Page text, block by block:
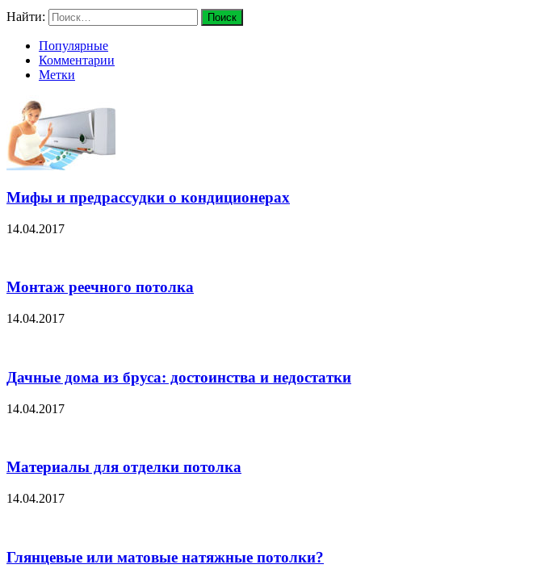
Найти:
Популярные
Комментарии
Метки
Мифы и предрассудки о кондиционерах
14.04.2017
Монтаж реечного потолка
14.04.2017
Дачные дома из бруса: достоинства и недостатки
14.04.2017
Материалы для отделки потолка
14.04.2017
Глянцевые или матовые натяжные потолки?